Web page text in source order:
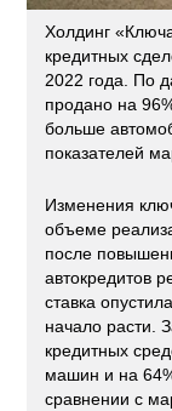
Холдинг
кредитных
2022 года. По
продано на
больше
показателей
Изменения
объеме
после
автокредитов
ставка
начало расти.
кредитных
машин и на
сравнении с